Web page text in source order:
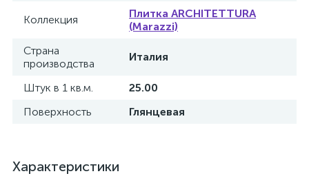
Коллекция
Плитка ARCHITETTURA
(Marazzi)
Страна
производства
Италия
Штук в 1 кв.м.
25.00
Поверхность
Глянцевая
Характеристики